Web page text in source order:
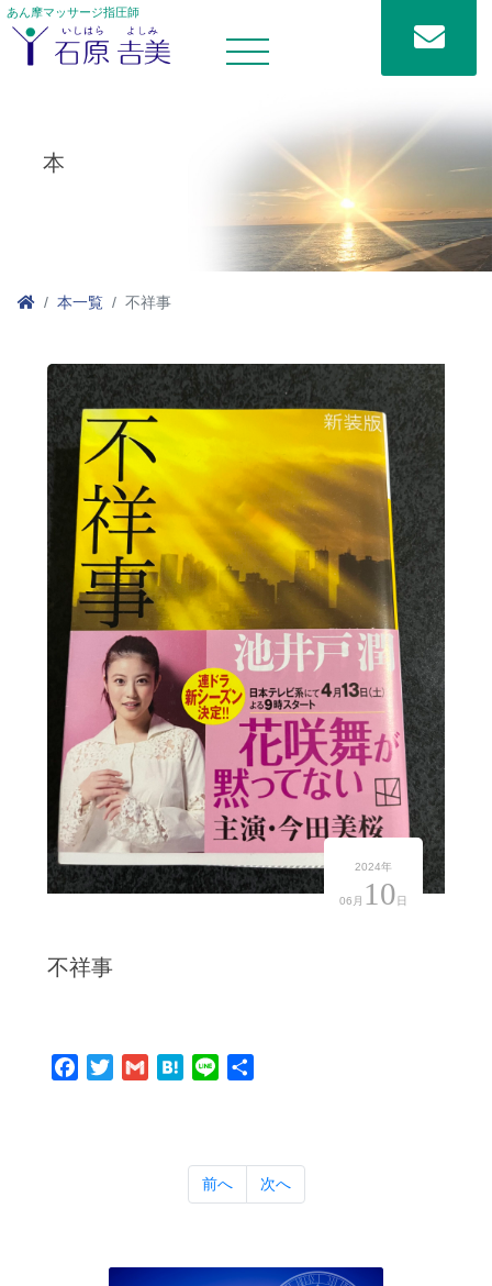
あん摩マッサージ指圧師
本
本一覧 不祥事
2024年
06月 10 日
不祥事
Facebook
TwitterGmail Hatena
Line
前へ 次へ